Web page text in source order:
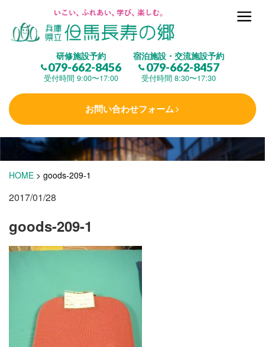
研修施設予約
079-662-8456
受付時間 9:00〜17:00
宿泊施設・交流施設予約
079-662-8457
受付時間 8:30〜17:30
お問い合わせフォーム
但馬長寿の郷とは
(研修施設)
楽しむ
学 ぶ(健康福祉)
(宿泊)
アクセス
HOME > goods-209-1
2017/01/28
goods-209-1